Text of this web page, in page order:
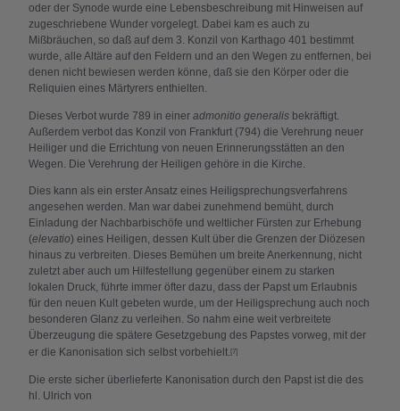
oder der Synode wurde eine Lebensbeschreibung mit Hinweisen auf
zugeschriebene Wunder vorgelegt. Dabei kam es auch zu
Mißbräuchen, so daß auf dem 3. Konzil von Karthago 401 bestimmt
wurde, alle Altäre auf den Feldern und an den Wegen zu entfernen, bei
denen nicht bewiesen werden könne, daß sie den Körper oder die
Reliquien eines Märtyrers enthielten.
Dieses Verbot wurde 789 in einer admonitio generalis bekräftigt.
Außerdem verbot das Konzil von Frankfurt (794) die Verehrung neuer
Heiliger und die Errichtung von neuen Erinnerungsstätten an den
Wegen. Die Verehrung der Heiligen gehöre in die Kirche.
Dies kann als ein erster Ansatz eines Heiligsprechungsverfahrens
angesehen werden. Man war dabei zunehmend bemüht, durch
Einladung der Nachbarbischöfe und weltlicher Fürsten zur Erhebung
(elevatio) eines Heiligen, dessen Kult über die Grenzen der Diözesen
hinaus zu verbreiten. Dieses Bemühen um breite Anerkennung, nicht
zuletzt aber auch um Hilfestellung gegenüber einem zu starken
lokalen Druck, führte immer öfter dazu, dass der Papst um Erlaubnis
für den neuen Kult gebeten wurde, um der Heiligsprechung auch noch
besonderen Glanz zu verleihen. So nahm eine weit verbreitete
Überzeugung die spätere Gesetzgebung des Papstes vorweg, mit der
er die Kanonisation sich selbst vorbehielt.[7]
Die erste sicher überlieferte Kanonisation durch den Papst ist die des
hl. Ulrich von